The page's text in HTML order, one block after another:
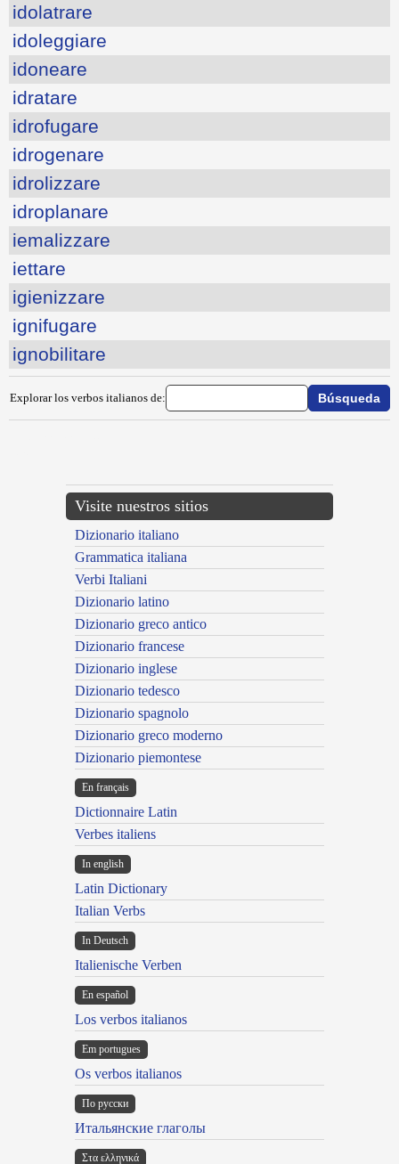
idolatrare
idoleggiare
idoneare
idratare
idrofugare
idrogenare
idrolizzare
idroplanare
iemalizzare
iettare
igienizzare
ignifugare
ignobilitare
Explorar los verbos italianos de:
Visite nuestros sitios
Dizionario italiano
Grammatica italiana
Verbi Italiani
Dizionario latino
Dizionario greco antico
Dizionario francese
Dizionario inglese
Dizionario tedesco
Dizionario spagnolo
Dizionario greco moderno
Dizionario piemontese
En français
Dictionnaire Latin
Verbes italiens
In english
Latin Dictionary
Italian Verbs
In Deutsch
Italienische Verben
En español
Los verbos italianos
Em portugues
Os verbos italianos
По русски
Итальянские глаголы
Στα ελληνικά